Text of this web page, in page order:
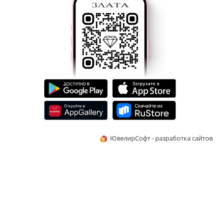
ЮвелирСофт - разработка сайтов